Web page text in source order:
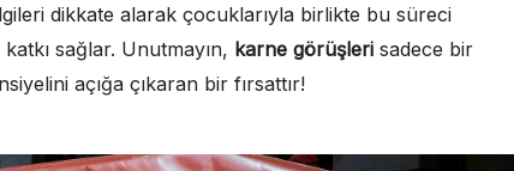
dikkate alarak çocuklarıyla birlikte bu süreci
sağlar. Unutmayın, karne görüşleri sadece bir
açığa çıkaran bir fırsattır!